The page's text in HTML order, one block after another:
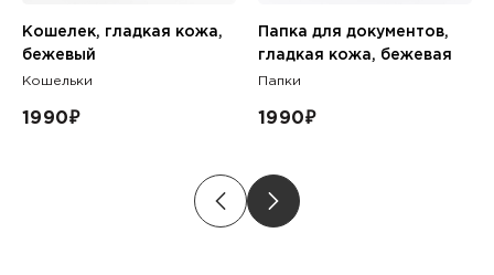
Кошелек, гладкая кожа,
бежевый
Кошельки
1990₽
Папка для документов,
гладкая кожа, бежевая
Папки
1990₽